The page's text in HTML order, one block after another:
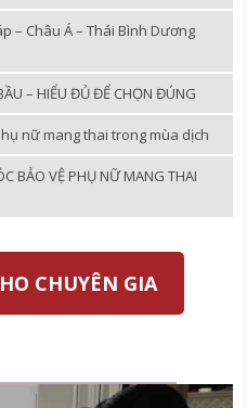
– Châu Á – Thái Bình Dương
– HIỂU ĐỦ ĐỂ CHỌN ĐÚNG
nữ mang thai trong mùa dịch
BẢO VỆ PHỤ NỮ MANG THAI
CHUYÊN GIA